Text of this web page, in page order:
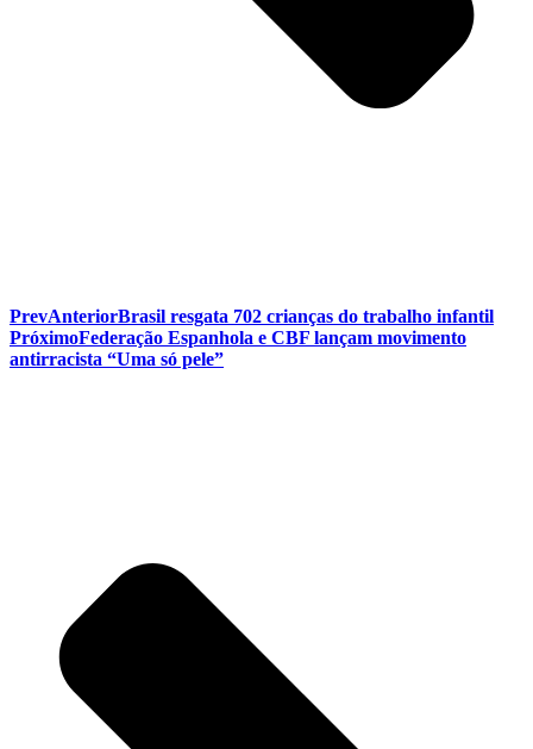
PrevAnteriorBrasil resgata 702 crianças do trabalho infantil
PróximoFederação Espanhola e CBF lançam movimento
antirracista “Uma só pele”